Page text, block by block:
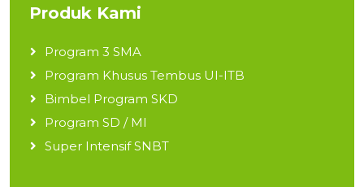
Produk Kami
Program 3 SMA
Program Khusus Tembus UI-ITB
Bimbel Program SKD
Program SD / MI
Super Intensif SNBT